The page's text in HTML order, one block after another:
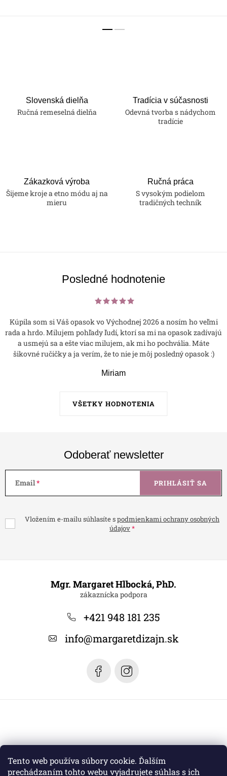
Tento web používa súbory cookie. Ďalším
prechádzaním tohto webu vyjadrujete súhlas s ich
Slovenská dielňa
Ručná remeselná dielňa
Tradícia v súčasnosti
Odevná tvorba s nádychom
tradície
Zákazková výroba
Šijeme kroje a etno módu aj na
mieru
Ručná práca
S vysokým podielom
tradičných techník
Posledné hodnotenie
VŠETKY HODNOTENIA
Kúpila som si Váš opasok vo Východnej 2026 a nosím ho veľmi
rada a hrdo. Milujem pohľady ľudí, ktorí sa mi na opasok zadívajú
a usmejú sa a ešte viac milujem, ak mi ho pochvália. Máte
šikovné ručičky a ja verím, že to nie je môj posledný opasok :)
Miriam
Odoberať newsletter
Email
Vložením e-mailu súhlasíte spodmienkami ochrany osobných
údajov
PRIHLÁSIŤ SA
Mgr. Margaret Hlbocká, PhD.
+421 948 181 235
info@margaretdizajn.sk